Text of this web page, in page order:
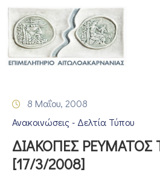
ΑΡΧΙΚΗ
ΓΕΜΗ
–
ΠΡΟΓΡΑΜΜΑΤΑ
8 Μαΐου, 2008
Ανακοινώσεις - Δελτία Τύπου
ΔΙΑΚΟΠΕΣ ΡΕΥΜΑΤΟΣ
[17/3/2008]